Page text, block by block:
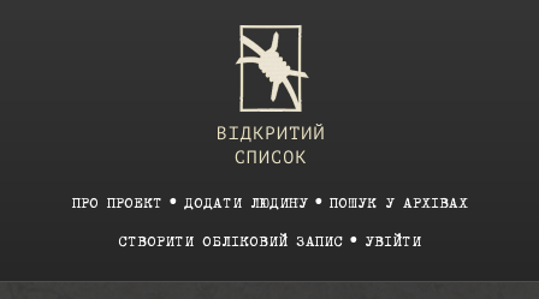
ПРО ПРОЕКТ ДОДАТИ ЛЮДИНУ ПОШУК У АРХІВАХ
СТВОРИТИ ОБЛІКОВИЙ ЗАПИС УВІЙТИ